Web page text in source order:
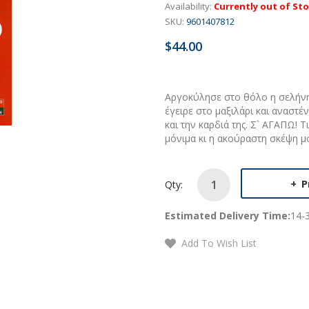
Availability: Currently out of
SKU: 9601407812
$44.00
Αργοκύλησε στο θόλο η
έγειρε στο μαξιλάρι και
και την καρδιά της. Σ` ΑΓΑΠΩ!
μόνιμα κι η ακούραστη σκέψη
Qty:
Estimated Delivery Time:14-
Add To Wish List